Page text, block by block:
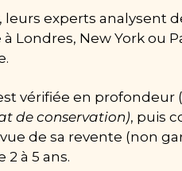
experts analysent
Londres, New York ou
vérifiée en profondeur (
de conservation), puis
de sa revente (non
2 à 5 ans.